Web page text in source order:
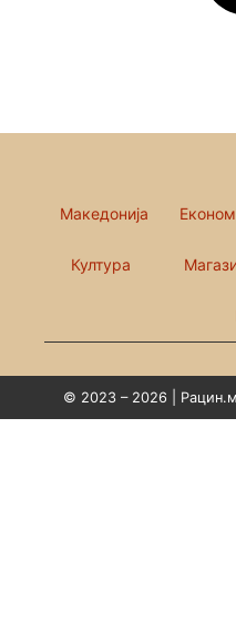
Македонија
Култура
© 2023 – 2026 |